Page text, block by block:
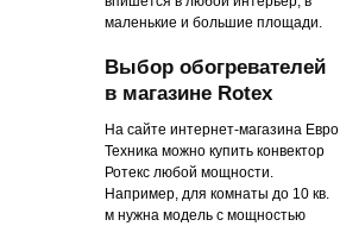
маленькие и большие площади.
Выбор обогревателей
в магазине Rotex
На сайте интернет-магазина Евро
Техника можно купить конвектор
Ротекс любой мощности.
Например, для комнаты до 10 кв.
м нужна модель с мощностью